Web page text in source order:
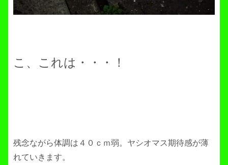
こ、これは・・・！
残念ながら体調は４０ｃｍ弱。ヤシオマス期待感が薄
れていきます。